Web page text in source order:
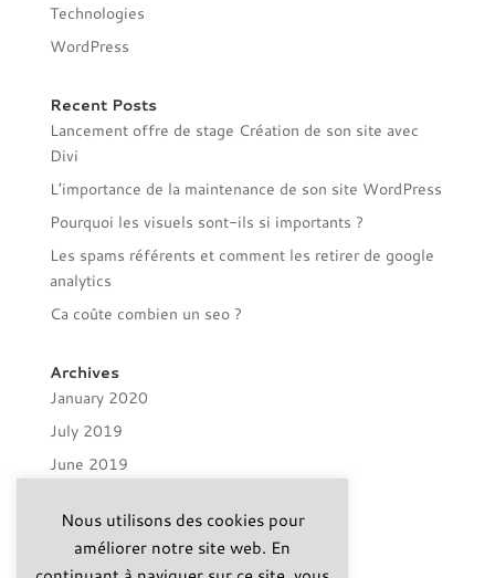
Technologies
WordPress
Recent Posts
Lancement offre de stage Création de son site avec
Divi
L’importance de la maintenance de son site WordPress
Pourquoi les visuels sont-ils si importants ?
Les spams référents et comment les retirer de google
analytics
Ca coûte combien un seo ?
Archives
January 2020
July 2019
June 2019
November 2018
Nous utilisons des cookies pour
améliorer notre site web. En